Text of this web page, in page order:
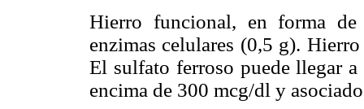
Hierro funcional, en forma
enzimas celulares (0,5 g).
El sulfato ferroso puede llegar
encima de 300 mcg/dl y